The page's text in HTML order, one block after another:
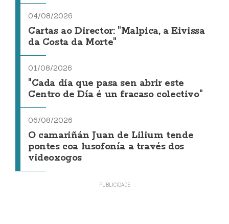
04/08/2026
Cartas ao Director: "Malpica, a Eivissa
da Costa da Morte"
01/08/2026
"Cada día que pasa sen abrir este
Centro de Día é un fracaso colectivo"
06/08/2026
O camariñán Juan de Lilium tende
pontes coa lusofonía a través dos
videoxogos